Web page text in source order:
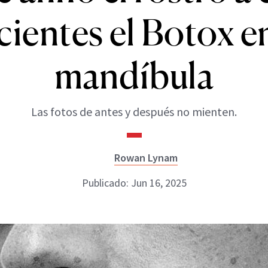
el Botox
mandíbula
Las fotos de antes y después no mienten.
Rowan Lynam
Publicado: Jun 16, 2025